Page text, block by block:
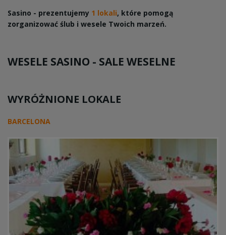
Sasino - prezentujemy 1 lokali, które pomogą
zorganizować ślub i wesele Twoich marzeń.
WESELE SASINO - SALE WESELNE
WYRÓŻNIONE LOKALE
BARCELONA